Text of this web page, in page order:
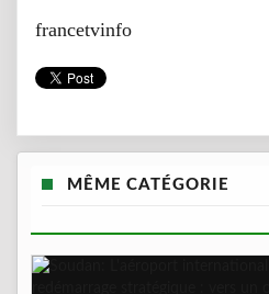
francetvinfo
MÊME CATÉGORIE